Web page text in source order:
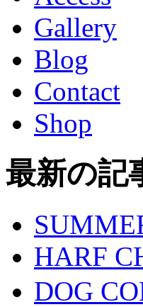
Gallery
Blog
Contact
Shop
最新の記
HARF
DOG